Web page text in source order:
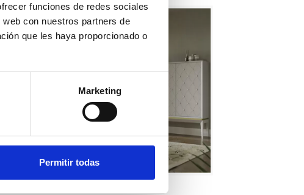
funciones de redes sociales
con nuestros partners de
que les haya proporcionado o
Marketing
Permitir todas